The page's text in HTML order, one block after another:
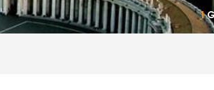
1